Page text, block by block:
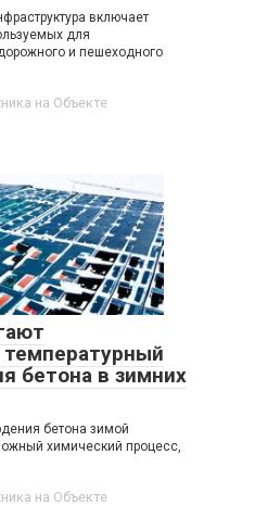
включает
для
и пешеходного
на Объекте
бетона в зимних
бетона зимой
химический процесс,
на Объекте